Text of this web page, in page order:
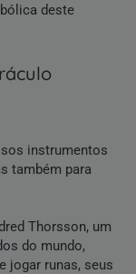
deste
instrumentos
também para
Thorsson, um
do mundo,
jogar runas, seus